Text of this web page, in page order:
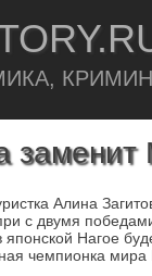
Алина
с двумя
японской Нагое
чемпионка